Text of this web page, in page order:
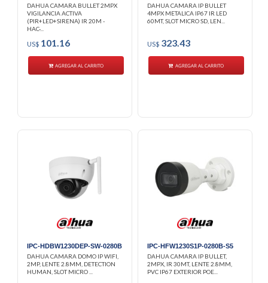
DAHUA CAMARA BULLET 2MPX
VIGILANCIA ACTIVA
(PIR+LED+SIRENA) IR 20M -
HAC-...
US$ 101.16
AGREGAR AL CARRITO
DAHUA CAMARA IP BULLET
4MPX METALICA IP67 IR LED
60MT, SLOT MICRO SD, LEN...
US$323.43
AGREGAR AL CARRITO
IPC-HDBW1230DEP-SW-0280B
DAHUA CAMARA DOMO IP WIFI,
2MP, LENTE 2.8MM, DETECTION
HUMAN, SLOT MICRO ...
IPC-HFW1230S1P-0280B-S5
DAHUA CAMARA IP BULLET,
2MPX, IR 30MT, LENTE 2.8MM,
PVC IP67 EXTERIOR POE...